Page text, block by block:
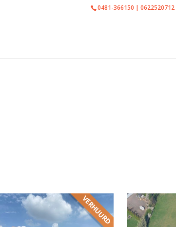
0481-366150 | 0622520712
VERHUURD